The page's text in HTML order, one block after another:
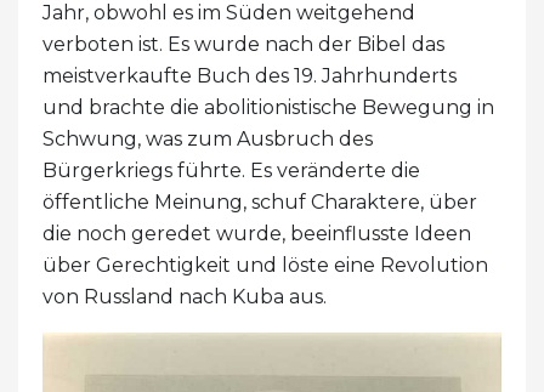
Jahr, obwohl es im Süden weitgehend
verboten ist. Es wurde nach der Bibel das
meistverkaufte Buch des 19. Jahrhunderts
und brachte die abolitionistische Bewegung in
Schwung, was zum Ausbruch des
Bürgerkriegs führte. Es veränderte die
öffentliche Meinung, schuf Charaktere, über
die noch geredet wurde, beeinflusste Ideen
über Gerechtigkeit und löste eine Revolution
von Russland nach Kuba aus.